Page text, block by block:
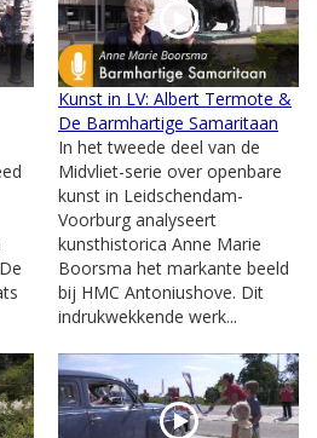
Kunst in LV: Albert Termote &
De Barmhartige Samaritaan
In het tweede deel van de
Midvliet-serie over openbare
kunst in Leidschendam-
Voorburg analyseert
kunsthistorica Anne Marie
Boorsma het markante beeld
bij HMC Antoniushove. Dit
indrukwekkende werk...